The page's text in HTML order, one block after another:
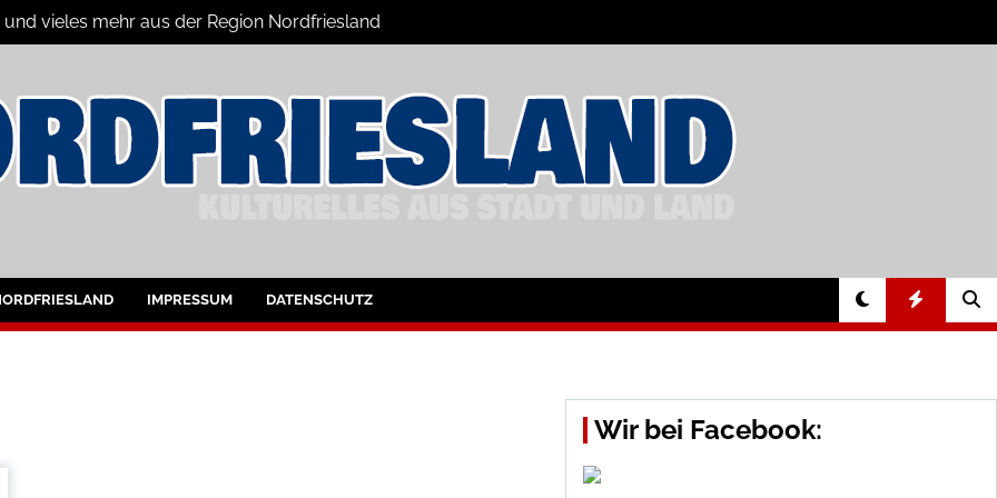
vieles mehr aus der Region Nordfriesland
für Nordfriesland und Husum
IMPRESSUM DATENSCHUTZ
Wir bei Facebook: